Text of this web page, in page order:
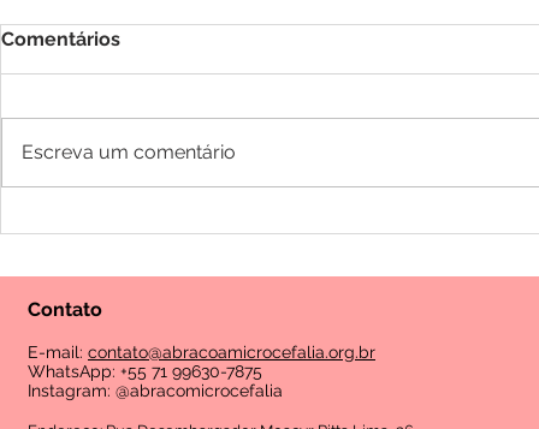
Comentários
Escreva um comentário
Contato
E-mail: contato@abracoamicrocefalia.org.br
WhatsApp: +55 71 99630-7875
Instagram: @abracomicrocefalia